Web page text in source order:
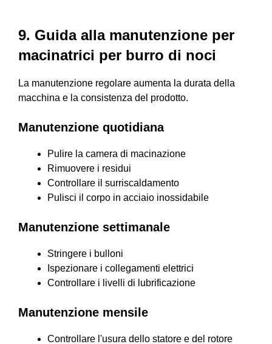
9. Guida alla manutenzione per
macinatrici per burro di noci
La manutenzione regolare aumenta la durata della
macchina e la consistenza del prodotto.
Manutenzione quotidiana
Pulire la camera di macinazione
Rimuovere i residui
Controllare il surriscaldamento
Pulisci il corpo in acciaio inossidabile
Manutenzione settimanale
Stringere i bulloni
Ispezionare i collegamenti elettrici
Controllare i livelli di lubrificazione
Manutenzione mensile
Controllare l'usura dello statore e del rotore